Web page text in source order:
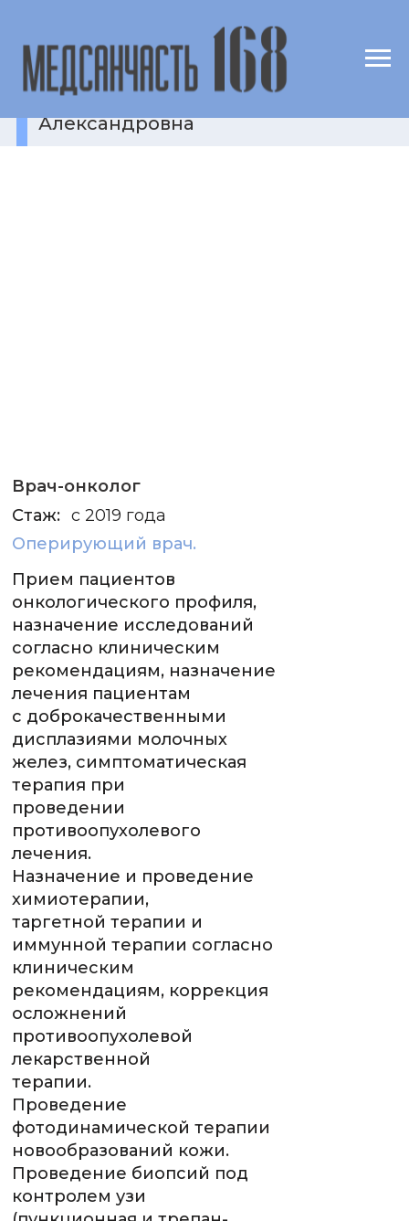
Александровна
Оперирующий врач.
с 2019 года
Стаж:
Прием пациентов
онкологического профиля,
назначение исследований
согласно клиническим
рекомендациям, назначение
лечения пациентам
с доброкачественными
дисплазиями молочных
желез, симптоматическая
терапия при
проведении
противоопухолевого
лечения.
Назначение и проведение
химиотерапии,
таргетной терапии и
иммунной терапии согласно
клиническим
рекомендациям, коррекция
осложнений
противоопухолевой
лекарственной
терапии.
Проведение
фотодинамической терапии
новообразований кожи.
Проведение биопсий под
контролем узи
Врач-онколог